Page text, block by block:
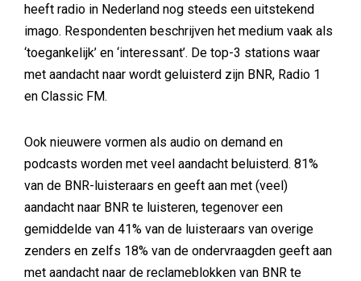
heeft radio in Nederland nog steeds een uitstekend
imago. Respondenten beschrijven het medium vaak als
‘toegankelijk’ en ‘interessant’. De top-3 stations waar
met aandacht naar wordt geluisterd zijn BNR, Radio 1
en Classic FM.
Ook nieuwere vormen als audio on demand en
podcasts worden met veel aandacht beluisterd. 81%
van de BNR-luisteraars en geeft aan met (veel)
aandacht naar BNR te luisteren, tegenover een
gemiddelde van 41% van de luisteraars van overige
zenders en zelfs 18% van de ondervraagden geeft aan
met aandacht naar de reclameblokken van BNR te